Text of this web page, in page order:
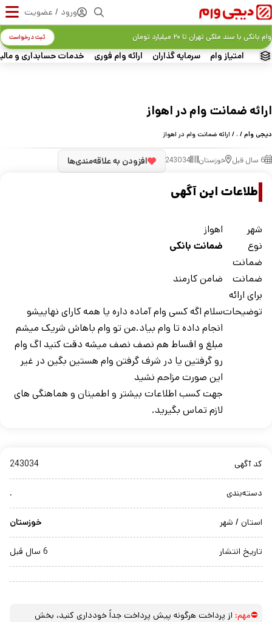
ورود / عضویت
امتیاز وام سرمایه گذاران ارائه وام فوری خدمات حسابداری و
وام بانکی با سند ملکی تهران تا ۲۰ میلیارد تومان ثبت درخواست
ارائه ضمانت وام در اهواز
دیجی وام/
. / ارائه ضمانت وام در اهواز
6 سال قبل خوزستان 243034 افزودن به علاقه‌مندی‌ها
اطلاعات این آگهی
شهر
اهواز
نوع
ضمانت
ضمانت بانکی
ضمانت
برای ارائه
ضامن کارمند
توضیحاتسلام اگه کسی وام آماده داره یا همه کارای نهاییشو
انجام داده تا وام بیاد.من تو وام باهاش شریک میشم
مبلغ و اقساط هم نصف نصف میشه دقت کنید اگ وام
رو گرفتین یا در شرف گرفتن وام هستین بگین در غیر
این صورت مزاحم نشید
جهت کسب اطلاعات بیشتر و اطمینان و هماهنگی های
لازم تماس بگیرید.
کد آگهی 243034
دسته‌بندی .
استان / شهر خوزستان
تاریخ انتشار 6 سال قبل
⛔مهم: از پرداخت هرگونه پیش پرداخت جداً خودداری کنید، بخش